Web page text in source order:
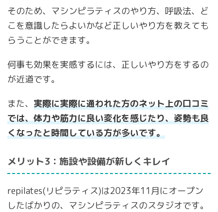
そのため、マシンピラティスのやり方、呼吸法、ど
こを意識したらよいかなど正しいやり方を教えても
らうことができます。
何事も効果を実感するには、正しいやり方をするの
が近道です。
また、 実際に実際に通われた方のネット上の口コミ
では、体力や筋力に良い変化を感じたり、姿勢も良
くなったと時間している方が多いです。
メリット3：施設や設備が新しくキレイ
repilates(リピラティス)は2023年11月にオープン
したばかりの、マシンピラティスのスタジオです。